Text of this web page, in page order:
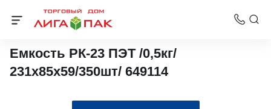
Упаковка для кондитерских изделий
Емкость РК-23 ПЭТ /0,5кг/
231х85х59/350шт/ 649114